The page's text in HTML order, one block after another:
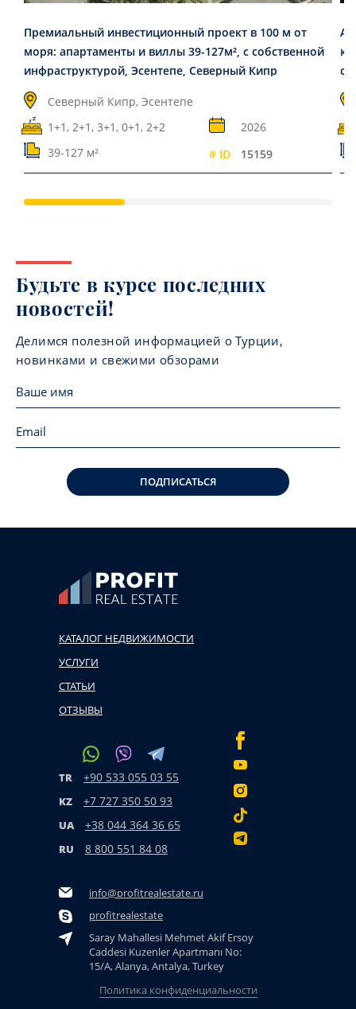
Премиальный инвестиционный проект в 100 м от
моря: апартаменты и виллы 39-127м², с собственной
инфраструктурой, Эсентепе, Северный Кипр
Северный Кипр, Эсентепе
1+1, 2+1, 3+1, 0+1, 2+2
2026
39-127 м²
# ID 15159
Будьте в курсе последних
новостей!
Делимся полезной информацией о Турции,
новинками и свежими обзорами
ПОДПИСАТЬСЯ
КАТАЛОГ НЕДВИЖИМОСТИ
УСЛУГИ
СТАТЬИ
ОТЗЫВЫ
TR +90 533 055 03 55
KZ +7 727 350 50 93
UA +38 044 364 36 65
RU 8 800 551 84 08
info@profitrealestate.ru
profitrealestate
Saray Mahallesi Mehmet Akif Ersoy
Caddesi Kuzenler Apartmanı No:
15/A, Alanya, Antalya, Turkey
Политика конфиденциальности